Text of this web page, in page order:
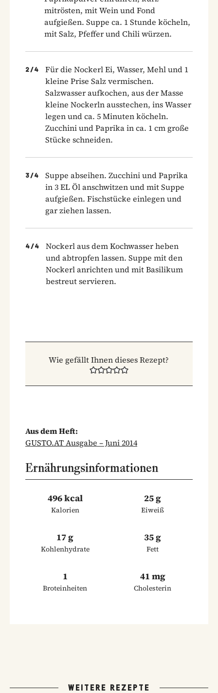
mitrösten, mit Wein und Fond
aufgießen. Suppe ca. 1 Stunde köcheln,
mit Salz, Pfeffer und Chili würzen.
2 /4
Für die Nockerl Ei, Wasser, Mehl und 1
kleine Prise Salz vermischen.
Salzwasser aufkochen, aus der Masse
kleine Nockerln ausstechen, ins Wasser
legen und ca. 5 Minuten köcheln.
Zucchini und Paprika in ca. 1 cm große
Stücke schneiden.
3 /4
Suppe abseihen. Zucchini und Paprika
in 3 EL Öl anschwitzen und mit Suppe
aufgießen. Fischstücke einlegen und
gar ziehen lassen.
4 /4
Nockerl aus dem Kochwasser heben
und abtropfen lassen. Suppe mit den
Nockerl anrichten und mit Basilikum
bestreut servieren.
Wie gefällt Ihnen dieses Rezept?
Aus dem Heft:
GUSTO.AT Ausgabe – Juni 2014
Ernährungsinformationen
496 kcal
Kalorien
25 g
Eiweiß
17 g
Kohlenhydrate
35 g
Fett
1
Broteinheiten
41 mg
Cholesterin
WEITERE REZEPTE